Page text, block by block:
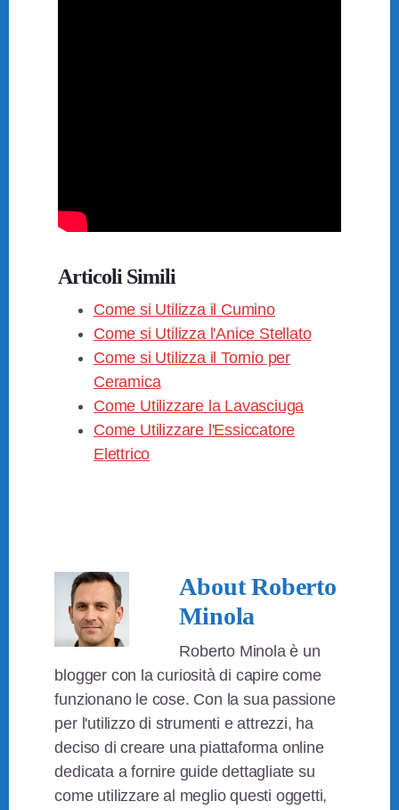
Articoli Simili
Come si Utilizza il Cumino
Come si Utilizza l'Anice Stellato
Come si Utilizza il Tornio per
Ceramica
Come Utilizzare la Lavasciuga
Come Utilizzare l'Essiccatore
Elettrico
AboutRoberto
Minola
Roberto Minola è un
blogger con la curiosità di capire come
funzionano le cose. Con la sua passione
per l'utilizzo di strumenti e attrezzi, ha
deciso di creare una piattaforma online
dedicata a fornire guide dettagliate su
come utilizzare al meglio questi oggetti,